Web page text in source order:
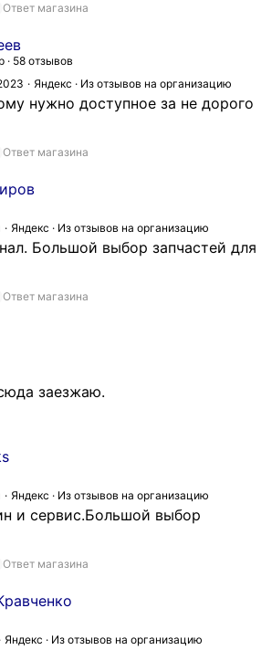
Ответ магазина
58 отзывов
Яндекс · Из отзывов на организацию
нужно доступное за не дорого
Ответ магазина
Яндекс · Из отзывов на организацию
Большой выбор запчастей для
Ответ магазина
заезжаю.
Яндекс · Из отзывов на организацию
и сервис.Большой выбор
Ответ магазина
Яндекс · Из отзывов на организацию